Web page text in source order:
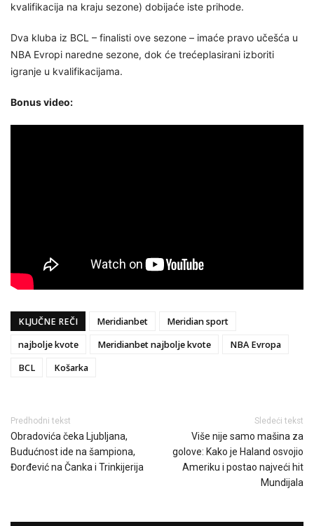
kvalifikacija na kraju sezone) dobijaće iste prihode.
Dva kluba iz BCL – finalisti ove sezone – imaće pravo učešća u
NBA Evropi naredne sezone, dok će trećeplasirani izboriti
igranje u kvalifikacijama.
Bonus video:
KLJUČNE REČI Meridianbet
Meridian sport
najbolje kvote
Meridianbet najbolje kvote
NBA Evropa
BCL
Košarka
Predhodni tekst
Obradovića čeka Ljubljana,
Budućnost ide na šampiona,
Đorđević na Čanka i Trinkijerija
Sledeći tekst
Više nije samo mašina za
golove: Kako je Haland osvojio
Ameriku i postao najveći hit
Mundijala